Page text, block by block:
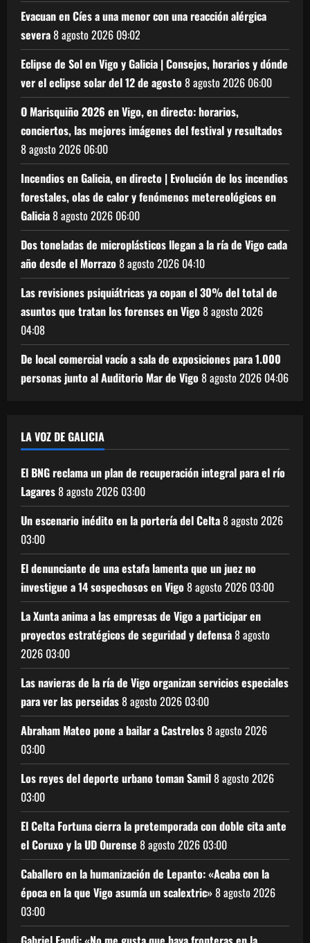
Evacuan en Cíes a una menor con una reacción alérgica
severa8 agosto 2026 09:02
Eclipse de Sol en Vigo y Galicia | Consejos, horarios y dónde
ver el eclipse solar del 12 de agosto8 agosto 2026 06:00
O Marisquiño 2026 en Vigo, en directo: horarios,
conciertos, las mejores imágenes del festival y resultados
8 agosto 2026 06:00
Incendios en Galicia, en directo | Evolución de los incendios
forestales, olas de calor y fenómenos metereológicos en
Galicia8 agosto 2026 06:00
Dos toneladas de microplásticos llegan a la ría de Vigo cada
año desde el Morrazo8 agosto 2026 04:10
Las revisiones psiquiátricas ya copan el 30% del total de
asuntos que tratan los forenses en Vigo8 agosto 2026
04:08
De local comercial vacío a sala de exposiciones para 1.000
personas junto al Auditorio Mar de Vigo8 agosto 2026 04:06
LA VOZ DE GALICIA
El BNG reclama un plan de recuperación integral para el río
Lagares8 agosto 2026 03:00
Un escenario inédito en la portería del Celta8 agosto 2026
03:00
El denunciante de una estafa lamenta que un juez no
investigue a 14 sospechosos en Vigo8 agosto 2026 03:00
La Xunta anima a las empresas de Vigo a participar en
proyectos estratégicos de seguridad y defensa8 agosto
2026 03:00
Las navieras de la ría de Vigo organizan servicios especiales
para ver las perseidas8 agosto 2026 03:00
Abraham Mateo pone a bailar a Castrelos8 agosto 2026
03:00
Los reyes del deporte urbano toman Samil8 agosto 2026
03:00
El Celta Fortuna cierra la pretemporada con doble cita ante
el Coruxo y la UD Ourense 8 agosto 2026 03:00
Caballero en la humanización de Lepanto: «Acaba con la
época en la que Vigo asumía un scalextric»8 agosto 2026
03:00